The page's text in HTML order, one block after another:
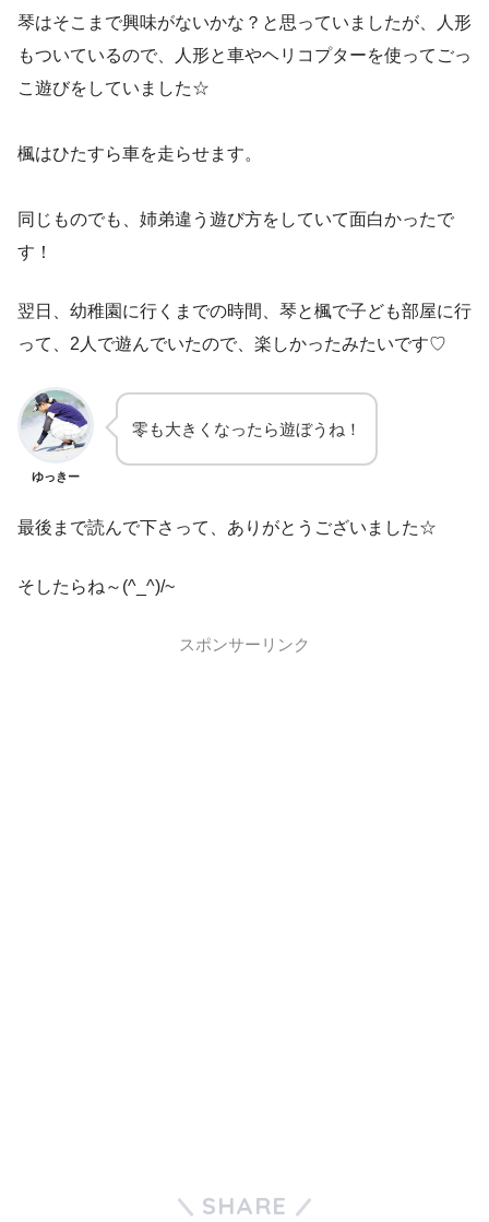
琴はそこまで興味がないかな？と思っていましたが、人形
もついているので、人形と車やヘリコプターを使ってごっ
こ遊びをしていました☆
楓はひたすら車を走らせます。
同じものでも、姉弟違う遊び方をしていて面白かったで
す！
翌日、幼稚園に行くまでの時間、琴と楓で子ども部屋に行
って、2人で遊んでいたので、楽しかったみたいです♡
ゆっきー
零も大きくなったら遊ぼうね！
最後まで読んで下さって、ありがとうございました☆
そしたらね～(^_^)/~
スポンサーリンク
SHARE